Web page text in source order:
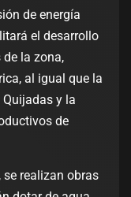
de energía
el desarrollo
la zona,
al igual que la
y la
de
se realizan obras